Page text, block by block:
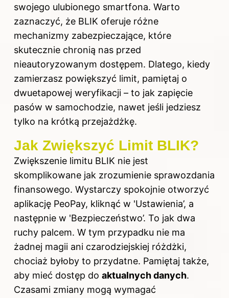
swojego ulubionego smartfona. Warto
zaznaczyć, że BLIK oferuje różne
mechanizmy zabezpieczające, które
skutecznie chronią nas przed
nieautoryzowanym dostępem. Dlatego, kiedy
zamierzasz powiększyć limit, pamiętaj o
dwuetapowej weryfikacji – to jak zapięcie
pasów w samochodzie, nawet jeśli jedziesz
tylko na krótką przejażdżkę.
Jak Zwiększyć Limit BLIK?
Zwiększenie limitu BLIK nie jest
skomplikowane jak zrozumienie sprawozdania
finansowego. Wystarczy spokojnie otworzyć
aplikację PeoPay, kliknąć w 'Ustawienia’, a
następnie w 'Bezpieczeństwo’. To jak dwa
ruchy palcem. W tym przypadku nie ma
żadnej magii ani czarodziejskiej różdżki,
chociaż byłoby to przydatne. Pamiętaj także,
aby mieć dostęp do aktualnych danych.
Czasami zmiany mogą wymagać